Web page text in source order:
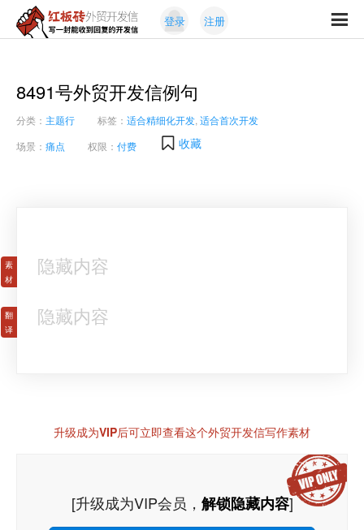
红
外
贸
开
发
信
封
能
收
到
登录 注册
8491号外贸开发信例句
分类： 主题行 标签： 适合精细化开发 适合首次开发
场景： 痛点 权限： 付费 收藏
隐藏内容
隐藏内容
升级成为VIP后可立即查看这个外贸开发信写作素材
[升级成为VIP会员， 解锁隐藏内容]